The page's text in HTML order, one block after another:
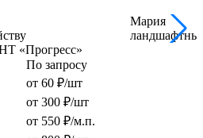
Мария
«Прогресс»
По запросу
от 60 ₽/шт
от 300 ₽/шт
от 550 ₽/м.п.